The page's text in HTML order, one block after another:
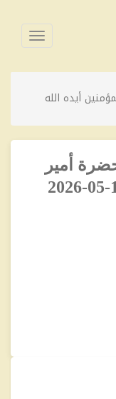
فتح
أيده الله
أمير